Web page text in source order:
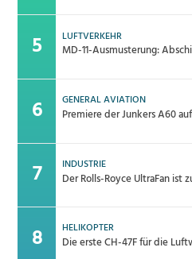
LUFTVERKEHR
MD-11-Ausmusterung:
GENERAL AVIATION
Premiere der Junkers A60
INDUSTRIE
Der Rolls-Royce UltraFan ist
HELIKOPTER
Die erste CH-47F für die